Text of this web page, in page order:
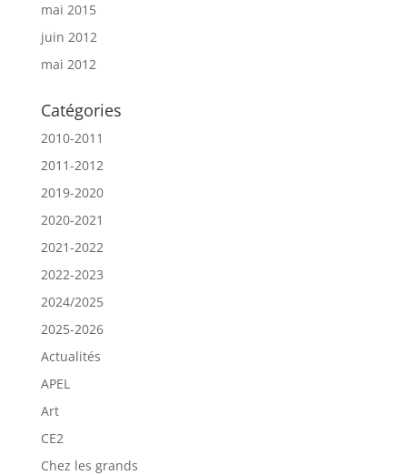
mai 2015
juin 2012
mai 2012
Catégories
2010-2011
2011-2012
2019-2020
2020-2021
2021-2022
2022-2023
2024/2025
2025-2026
Actualités
APEL
Art
CE2
Chez les grands